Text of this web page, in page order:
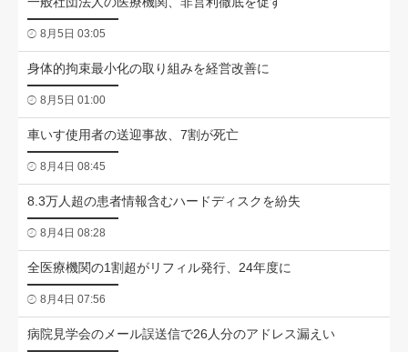
8月5日 03:05
身体的拘束最小化の取り組みを経営改善に
8月5日 01:00
車いす使用者の送迎事故、7割が死亡
8月4日 08:45
8.3万人超の患者情報含むハードディスクを紛失
8月4日 08:28
全医療機関の1割超がリフィル発行、24年度に
8月4日 07:56
病院見学会のメール誤送信で26人分のアドレス漏えい